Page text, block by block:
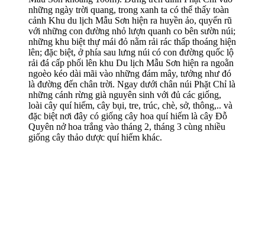
những ngày trời quang, trong xanh ta có thể thấy toàn
cảnh Khu du lịch Mẫu Sơn hiện ra huyền ảo, quyến rũ
với những con đường nhỏ lượn quanh co bên sườn núi;
những khu biệt thự mái đỏ nằm rải rác thấp thoáng hiện
lên; đặc biệt, ở phía sau lưng núi có con đường quốc lộ
rải đá cấp phối lên khu Du lịch Mẫu Sơn hiện ra ngoằn
ngoèo kéo dài mãi vào những đám mây, tưởng như đó
là đường đến chân trời. Ngay dưới chân núi Phặt Chỉ là
những cánh rừng già nguyên sinh với đủ các giống,
loài cây quí hiếm, cây bụi, tre, trúc, chè, sở, thông,.. và
đặc biệt nơi đây có giống cây hoa quí hiếm là cây Đỗ
Quyên nở hoa trắng vào tháng 2, tháng 3 cùng nhiều
giống cây thảo dược quí hiếm khác.